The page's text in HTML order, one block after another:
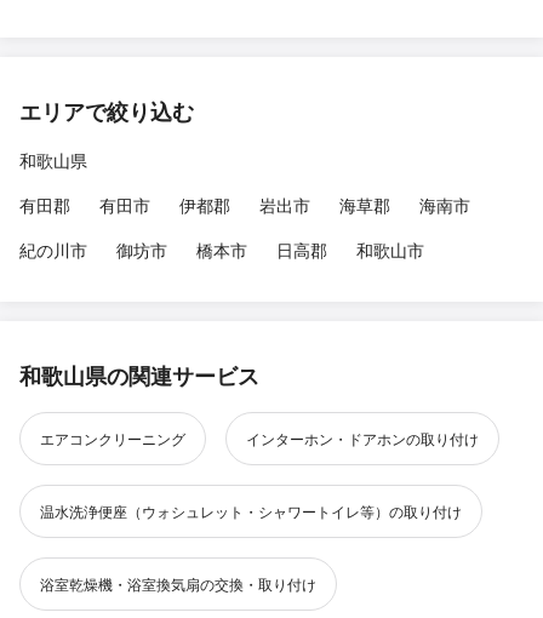
エリアで絞り込む
和歌山県
有田郡
有田市 伊都郡 岩出市 海草郡
海南市
紀の川市
御坊市 橋本市 日高郡 和歌山市
和歌山県の関連サービス
エアコンクリーニング インターホン・ドアホンの取り付け
温水洗浄便座（ウォシュレット・シャワートイレ等）の取り付け
浴室乾燥機・浴室換気扇の交換・取り付け